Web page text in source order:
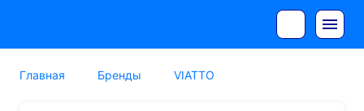
Главная Бренды VIATTO